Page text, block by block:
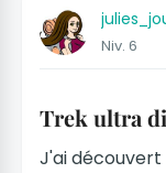
Niv. 6
Trek ultra
J'ai découvert